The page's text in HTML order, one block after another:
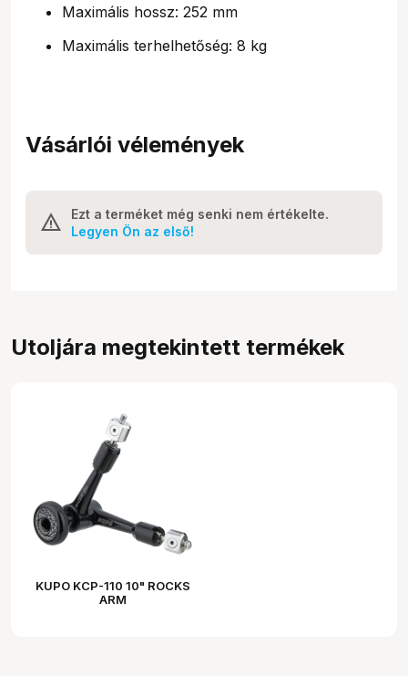
Maximális hossz: 252 mm
Maximális terhelhetőség: 8 kg
Vásárlói vélemények
Ezt a terméket még senki nem értékelte.
Legyen Ön az első!
Utoljára megtekintett termékek
KUPO KCP-110 10" ROCKS
ARM